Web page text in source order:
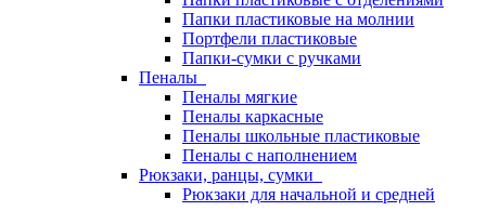
Папки пластиковые на молнии
Портфели пластиковые
Папки-сумки с ручками
Пеналы
Пеналы мягкие
Пеналы каркасные
Пеналы школьные пластиковые
Пеналы с наполнением
Рюкзаки, ранцы, сумки
Рюкзаки для начальной и средней